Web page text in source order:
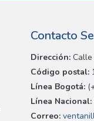
Contacto
Dirección: Calle
Código postal:
Línea Bogotá:
Línea Nacional:
Correo: